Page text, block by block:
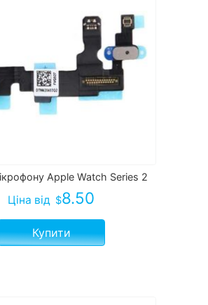
Apple Watch Series 2
Ціна від $8.50
Купити